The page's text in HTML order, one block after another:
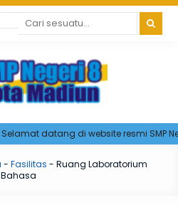
datang di website resmi SMP
- Fasilitas - Ruang Laboratorium
Bahasa